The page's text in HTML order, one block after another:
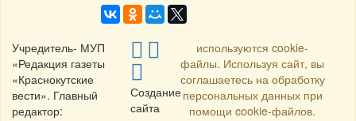
Учредитель- МУП
«Редакция газеты
«Краснокутские
вести». Главный
редактор:
Создание
сайта
используются cookie-
файлы. Используя сайт, вы
соглашаетесь на обработку
персональных данных при
помощи cookie-файлов.